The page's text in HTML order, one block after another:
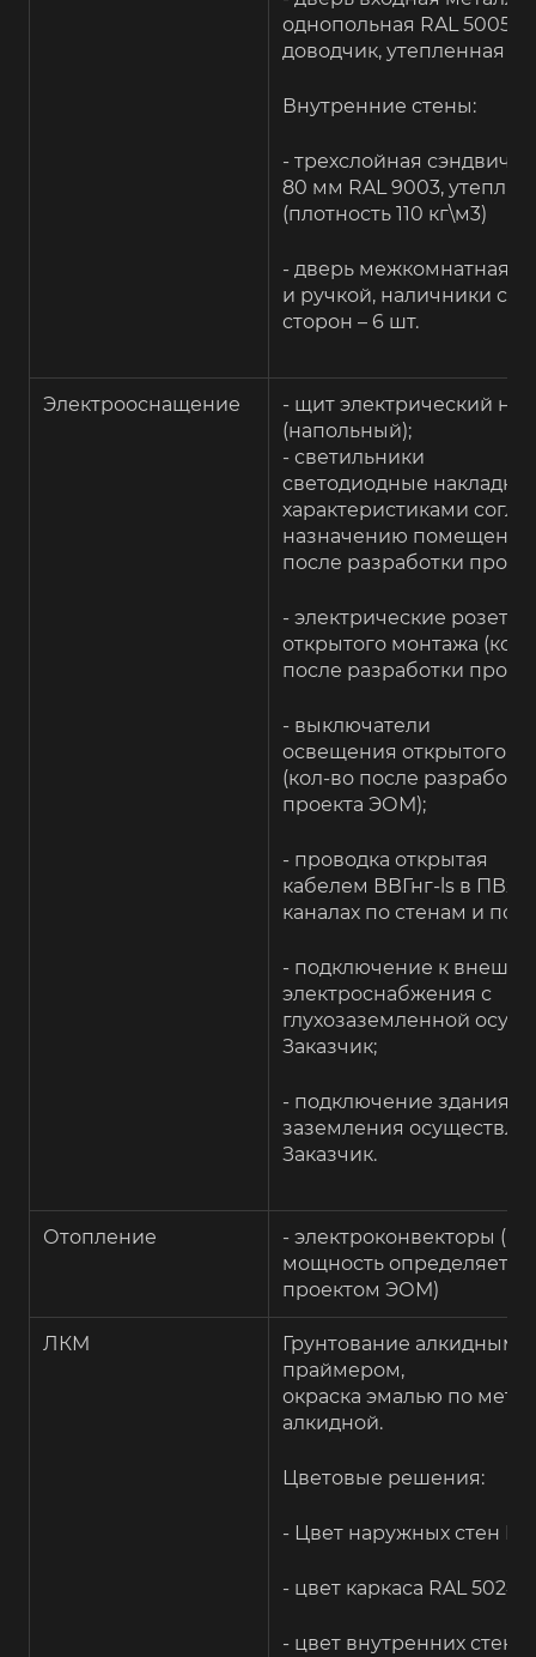
однопольная RAL 5005,
доводчик, утепленная –
Внутренние стены:
- трехслойная сэндвич-
80 мм RAL 9003,
(плотность 110 кг\м3)
- дверь межкомнатная,
и ручкой, наличники с
сторон – 6 шт.
Электрооснащение
- щит электрический
(напольный);
- светильники
светодиодные
характеристиками
назначению помещений
после разработки
- электрические розетки
открытого монтажа (кол-
после разработки
- выключатели
освещения открытого
(кол-во после
проекта ЭОМ);
- проводка открытая
кабелем ВВГнг-ls в ПВХ
каналах по стенам и
- подключение к
электроснабжения с
глухозаземленной
Заказчик;
- подключение здания к
заземления
Заказчик.
Отопление
- электроконвекторы
мощность определяется
проектом ЭОМ)
ЛКМ
Грунтование алкидным
праймером,
окраска эмалью по
алкидной.
Цветовые решения:
- Цвет наружных стен
- цвет каркаса RAL 5024
- цвет внутренних стен